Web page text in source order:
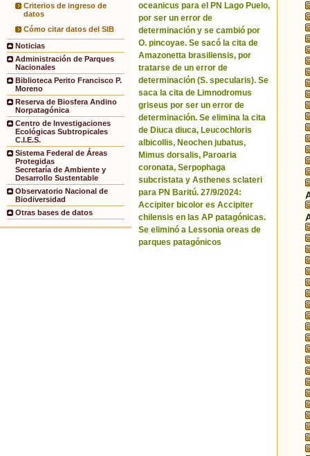
Criterios de ingreso de
datos
Cómo citar datos del SIB
Noticias
Administración de Parques
Nacionales
Biblioteca Perito Francisco P.
Moreno
Reserva de Biosfera Andino
Norpatagónica
Centro de Investigaciones
Ecológicas Subtropicales
C.I.E.S.
Sistema Federal de Áreas
Protegidas
Secretaría de Ambiente y
Desarrollo Sustentable
Observatorio Nacional de
Biodiversidad
Otras bases de datos
oceanicus para el PN Lago Puelo,
por ser un error de
determinación y se cambió por
O. pincoyae. Se sacó la cita de
Amazonetta brasiliensis, por
tratarse de un error de
determinación (S. specularis). Se
saca la cita de Limnodromus
griseus por ser un error de
determinación. Se elimina la cita
de Diuca diuca, Leucochloris
albicollis, Neochen jubatus,
Mimus dorsalis, Paroaria
coronata, Serpophaga
subcristata y Asthenes sclateri
para PN Baritú. 27/9/2024:
Accipiter bicolor es Accipiter
chilensis en las AP patagónicas.
Se eliminó a Lessonia oreas de
parques patagónicos